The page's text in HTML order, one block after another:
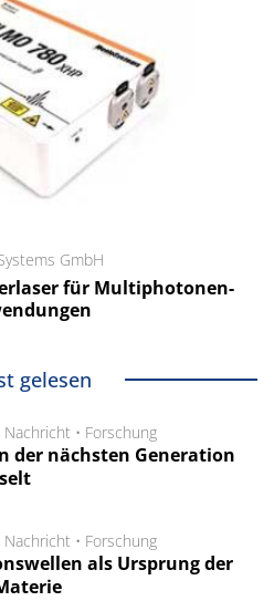
GmbH
für Multiphotonen-
gelesen
Nachricht • Forschung
der nächsten Generation
Nachricht • Forschung
als Ursprung der